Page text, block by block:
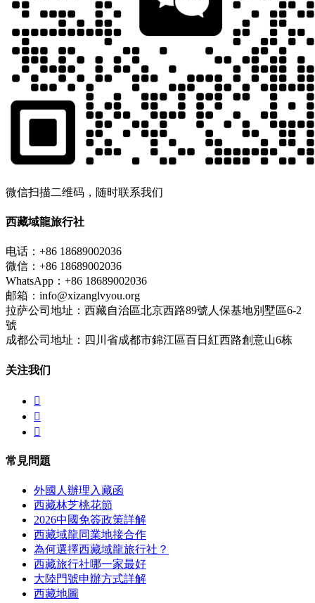
微信扫描二维码，随时联系我们
西藏域龍旅行社
电话：+86 18689002036
微信：+86 18689002036
WhatsApp：+86 18689002036
邮箱：info@xizanglvyou.org
拉萨公司地址：西藏自治區北京西路89號人保基地別墅區6-2
號
成都公司地址：四川省成都市錦江區百日紅西路創意山6栋
关注我们



常見問題
外國人辦理入藏函
西藏林芝桃花節
2026中國免簽政策詳解
西藏域龍同業地接合作
為何選擇西藏域龍旅行社？
西藏旅行社哪一家最好
大陸門號申辦方式詳解
西藏地圖